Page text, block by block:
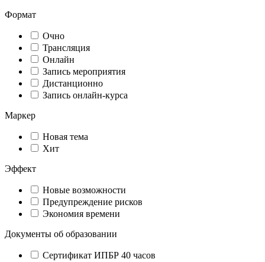
Формат
Очно
Трансляция
Онлайн
Запись мероприятия
Дистанционно
Запись онлайн-курса
Маркер
Новая тема
Хит
Эффект
Новые возможности
Предупреждение рисков
Экономия времени
Документы об образовании
Сертификат ИПБР 40 часов